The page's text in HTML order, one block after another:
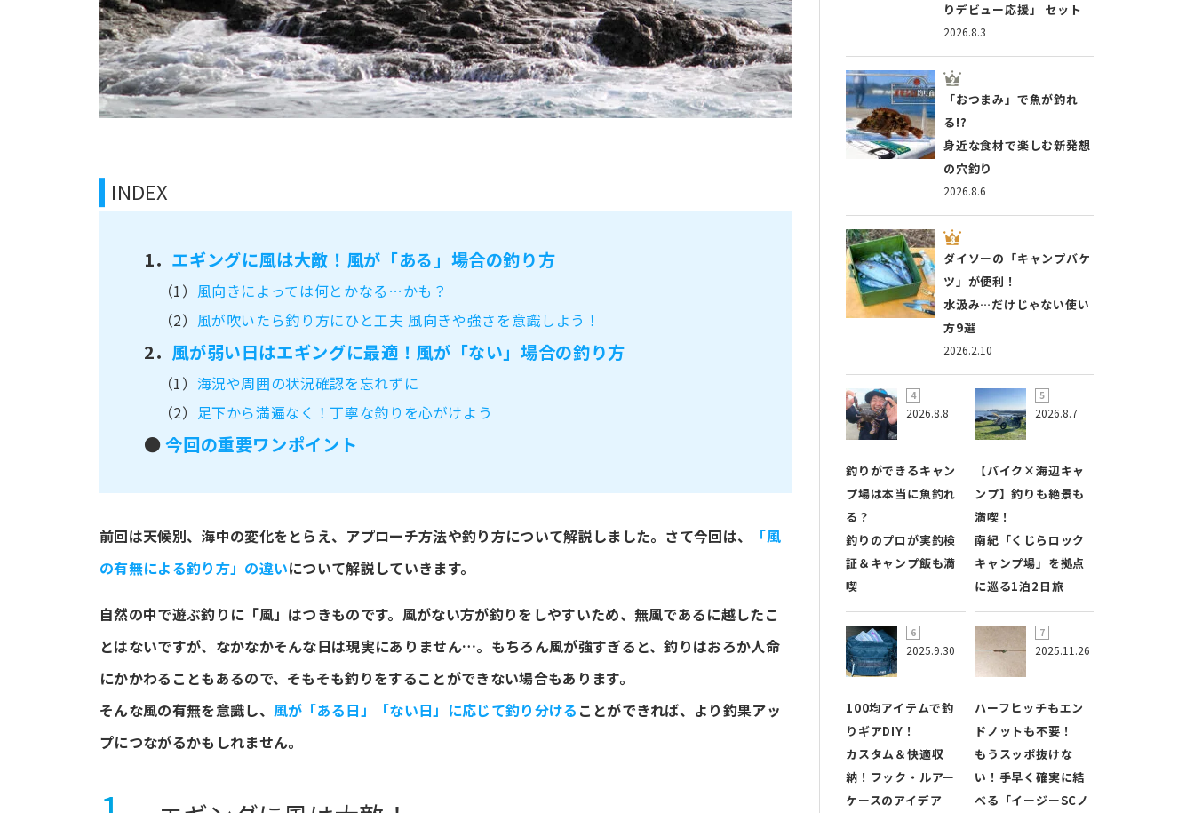
INDEX
1． エギングに風は大敵！風が「ある」場合の釣り方
（1） 風向きによっては何とかなる…かも？
（2） 風が吹いたら釣り方にひと工夫 風向きや強さを意識しよう！
2． 風が弱い日はエギングに最適！風が「ない」場合の釣り方
（1） 海況や周囲の状況確認を忘れずに
（2） 足下から満遍なく！丁寧な釣りを心がけよう
●今回の重要ワンポイント
前回は天候別、海中の変化をとらえ、アプローチ方法や釣り方について解説しました。さて今回は、
「風
の有無による釣り方」の違いについて解説していきます。
自然の中で遊ぶ釣りに「風」はつきものです。風がない方が釣りをしやすいため、無風であるに越したこ
とはないですが、なかなかそんな日は現実にありません…。もちろん風が強すぎると、釣りはおろか人命
にかかわることもあるので、そもそも釣りをすることができない場合もあります。
そんな風の有無を意識し、 風が「ある日」「ない日」に応じて釣り分ける ことができれば、より釣果アッ
プにつながるかもしれません。
2026.8.3
りデビュー応援」 セット
2026.8.6
「おつまみ」で魚が釣れ
る!?
身近な食材で楽しむ新発想
の穴釣り
2026.2.10
ダイソーの「キャンプバケ
ツ」が便利！
水汲み…だけじゃない使い
方9選
2026.8.8
釣りができるキャン
プ場は本当に魚釣れ
る？
釣りのプロが実釣検
証＆キャンプ飯も満
喫
2026.8.7
【バイク×海辺キャ
ンプ】釣りも絶景も
満喫！
南紀「くじらロック
キャンプ場」を拠点
に巡る1泊2日旅
2025.9.30
100均アイテムで釣
りギアDIY！
カスタム＆快適収
納！フック・ルアー
ケースのアイデア
2025.11.26
ハーフヒッチもエン
ドノットも不要！
もうスッポ抜けな
い！手早く確実に結
べる「イージーSCノ